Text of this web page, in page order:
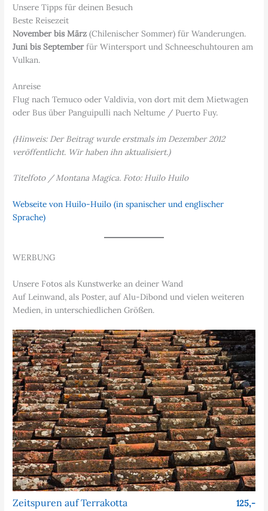
Unsere Tipps für deinen Besuch
Beste Reisezeit
November bis März (Chilenischer Sommer) für Wanderungen.
Juni bis Septemberfür Wintersport und Schneeschuhtouren am
Vulkan.
Anreise
Flug nach Temuco oder Valdivia, von dort mit dem Mietwagen
oder Bus über Panguipulli nach Neltume / Puerto Fuy.
(Hinweis: Der Beitrag wurde erstmals im Dezember 2012
veröffentlicht. Wir haben ihn aktualisiert.)
Titelfoto / Montana Magica. Foto: Huilo Huilo
Webseite von Huilo-Huilo (in spanischer und englischer
Sprache)
WERBUNG
Unsere Fotos als Kunstwerke an deiner Wand
Auf Leinwand, als Poster, auf Alu-Dibond und vielen weiteren
Medien, in unterschiedlichen Größen.
Zeitspuren auf Terrakotta 125,-